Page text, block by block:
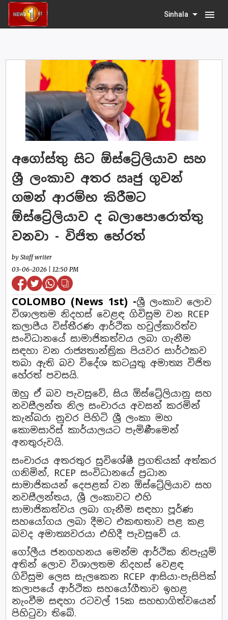
Sinhala menu
අගෝස්තු සිට ඕස්ට්‍රේලියාව සහ
ශ්‍රී ලංකාව අතර ඍජු ගුවන්
ගමන් ආරම්භ කිරීමට
ඕස්ට්‍රේලියාව ද බලාපොරොත්තු
වනවා - විජිත හේරත්
by Staff writer
03-06-2026 | 12:50 PM
COLOMBO (News 1st) -ශ්‍රී ලංකාව ලොව
විශාලතම නිදහස් වෙළඳ ගිවිසුම වන RCEP
කලාපීය විස්තීරණ ආර්ථික හවුල්කාරිත්ව
සංවිධානයේ සාමාජිකත්වය ලබා ගැනීම
සඳහා වන රාජ්‍යතාන්ත්‍රික පියවර සාර්ථකව
තබා ඇති බව විදේශ කටයුතු අමාත්‍ය විජිත
හේරත් පවසයි.
ඔහු ඒ බව පැවසුවේ, සිය ඕස්ට්‍රේලියානු සහ
නවසීලන්ත නිල සංචාරය අවසන් කරමින්
කැන්බරා නුවර පිහිටි ශ්‍රී ලංකා මහ
කොමසාරිස් කාර්යාලයට පැමිණීමෙන්
අනතුරුවයි.
සංචාරය අතරතුර සුවිශේෂී ප්‍රගතියක් අත්කර
ගනිමින්, RCEP සංවිධානයේ ප්‍රධාන
සාමාජිකයන් දෙපළක් වන ඕස්ට්‍රේලියාව සහ
නවසීලන්තය, ශ්‍රී ලංකාවට එහි
සාමාජිකත්වය ලබා ගැනීම සඳහා පූර්ණ
සහයෝගය ලබා දීමට එකඟතාව පළ කළ
බවද අමාත්‍යවරයා එහිදී පැවසුවේ ය.
ගෝලීය ජනගහනය මෙන්ම ආර්ථික නිපැයුම්
අතින් ලොව විශාලතම නිදහස් වෙළඳ
ගිවිසුම ලෙස සැලකෙන RCEP ආසියා-පැසිපික්
කලාපයේ ආර්ථික සහයෝගීතාව ඉහළ
නැංවීම සඳහා රටවල් 15ක සහභාගිත්වයෙන්
පිහිටුවා තිබේ.